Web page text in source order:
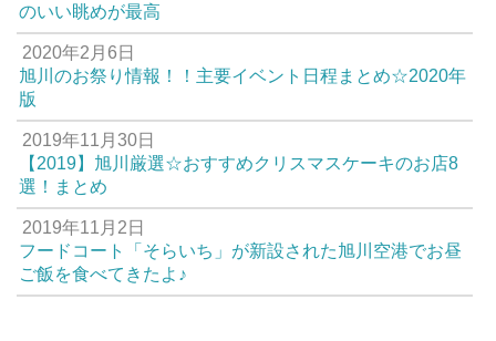
のいい眺めが最高
2020年2月6日
旭川のお祭り情報！！主要イベント日程まとめ☆2020年
版
2019年11月30日
【2019】旭川厳選☆おすすめクリスマスケーキのお店8
選！まとめ
2019年11月2日
フードコート「そらいち」が新設された旭川空港でお昼
ご飯を食べてきたよ♪